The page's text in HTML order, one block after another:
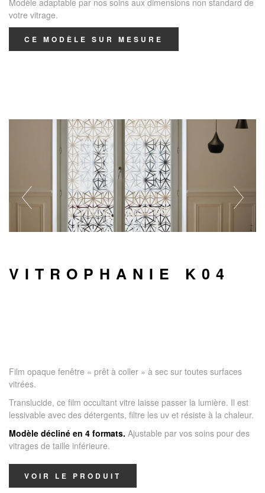
Modèle adaptable par nos soins aux dimensions non standard de
votre vitrage.
CE MODÈLE SUR MESURE
VITROPHANIE K04
Film opaque fenêtre « prêt à coller » à sec sur toutes surfaces
vitrées.
Translucide, ce film occultant vitre laisse passer la lumière. Il est
lessivable avec des détergents, filtre les uv et résiste à la chaleur.
Modèle décliné en 4 formats. Ajustable par vos soins pour des
vitrages de taille inférieure.
VOIR LE PRODUIT